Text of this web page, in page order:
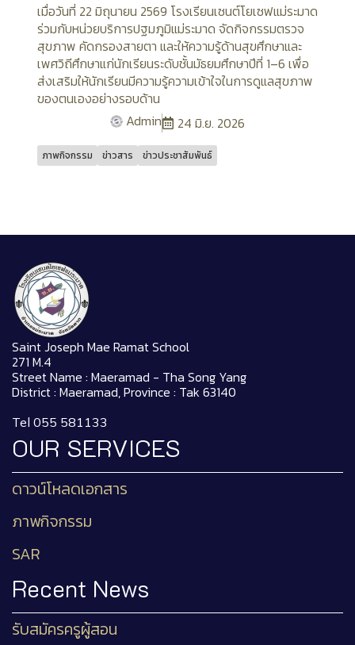
เมื่อวันที่ 22 มิถุนายน 2569 โรงเรียนเซนต์โยเซฟแม่ระมาด
ร่วมกับหน่วยบริการปฐมภูมิแม่ระมาด จัดกิจกรรมตรวจ
สุขภาพ คัดกรองสายตา และให้ความรู้ด้านสุขศึกษาและ
เพศวิถีศึกษาแก่นักเรียนระดับชั้นมัธยมศึกษาปีที่ 1–6 เพื่อ
ส่งเสริมให้นักเรียนมีความรู้ความเข้าใจในการดูแลสุขภาพ
ของตนเองอย่างรอบด้าน
Admin
24 มิ.ย. 2026
ภาพกิจกรรม ข่าวสาร ข่าวประชาสัมพันธ์
Saint Joseph Mae Ramat School
271 M.4
Street Name : Maeramad - Tha Song Yang
District : Maeramad, Province : Tak 63140
Tel 055 581133
OUR SERVICES
ดาวน์โหลดเอกสาร
ภาพกิจกรรม
SAR
Recent News
รับสมัครครูผู้สอน